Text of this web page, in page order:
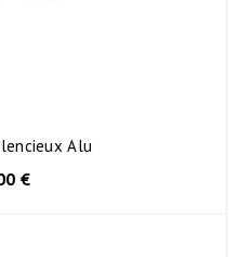
Alu
€